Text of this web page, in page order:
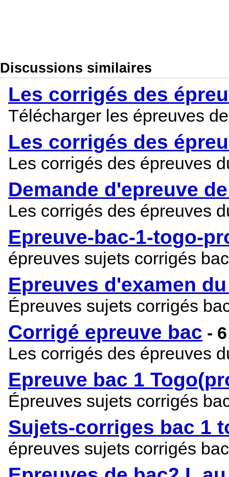
Discussions similaires
Les corrigés des
Télécharger les épreuves
Les corrigés des
Les corrigés des épreuves
Demande d'epreuve
Les corrigés des épreuves
Epreuve-bac-1-togo-
épreuves sujets corrigés
Epreuves d'examen
Épreuves sujets corrigés
Corrigé epreuve bac -
Les corrigés des épreuves
Epreuve bac 1
Épreuves sujets corrigés
Sujets-corriges bac 1
épreuves sujets corrigés